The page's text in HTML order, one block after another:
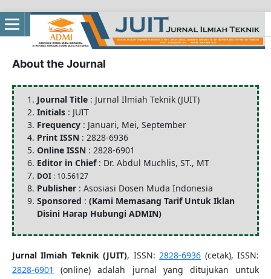
About the Journal
Journal Title : Jurnal Ilmiah Teknik (JUIT)
Initials : JUIT
Frequency : Januari, Mei, September
Print ISSN : 2828-6936
Online ISSN : 2828-6901
Editor in Chief : Dr. Abdul Muchlis, ST., MT
DOI : 10.56127
Publisher : Asosiasi Dosen Muda Indonesia
Sponsored : (Kami Memasang Tarif Untuk Iklan
Disini Harap Hubungi ADMIN)
Jurnal Ilmiah Teknik (JUIT), ISSN:2828-6936 (cetak), ISSN:
2828-6901
(online) adalah jurnal yang ditujukan untuk